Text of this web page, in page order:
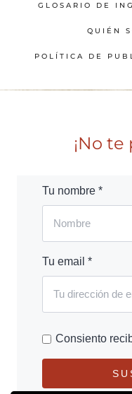
GLOSARIO DE
QUIÉN
POLÍTICA DE
¡No
Tu nombre *
Tu email *
Consiento